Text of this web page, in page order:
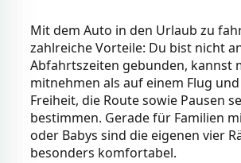
Mit dem Auto in den Urlaub zu
zahlreiche Vorteile: Du bist nicht
Abfahrtszeiten gebunden, kannst
mitnehmen als auf einem Flug
Freiheit, die Route sowie Pausen
bestimmen. Gerade für Familien
oder Babys sind die eigenen vier
besonders komfortabel.